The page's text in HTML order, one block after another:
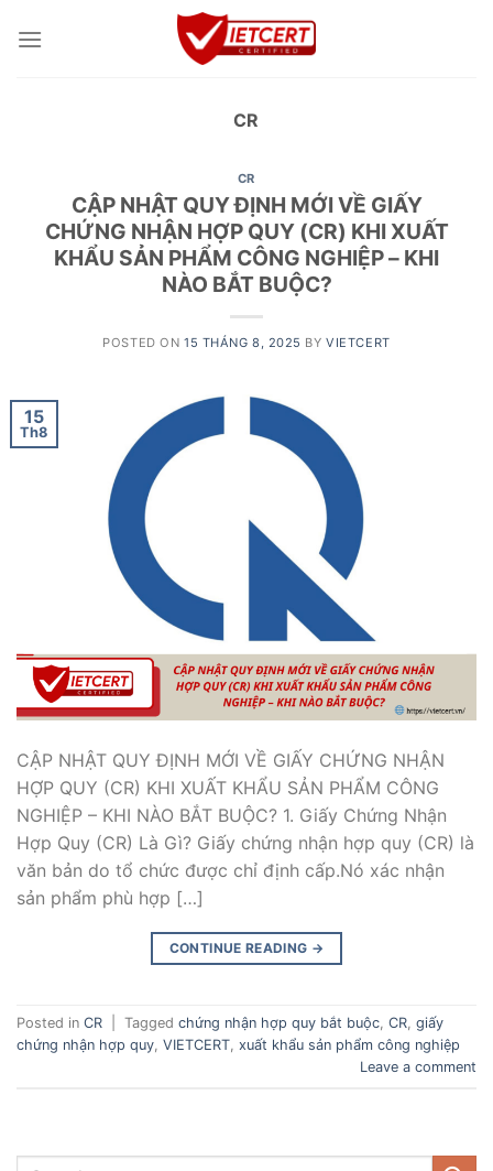
CR
CR
CẬP NHẬT QUY ĐỊNH MỚI VỀ GIẤY
CHỨNG NHẬN HỢP QUY (CR) KHI XUẤT
KHẨU SẢN PHẨM CÔNG NGHIỆP – KHI
NÀO BẮT BUỘC?
POSTED ON 15 THÁNG 8, 2025 BYVIETCERT
15
Th8
CẬP NHẬT QUY ĐỊNH MỚI VỀ GIẤY CHỨNG NHẬN
HỢP QUY (CR) KHI XUẤT KHẨU SẢN PHẨM CÔNG
NGHIỆP – KHI NÀO BẮT BUỘC? 1. Giấy Chứng Nhận
Hợp Quy (CR) Là Gì? Giấy chứng nhận hợp quy (CR) là
văn bản do tổ chức được chỉ định cấp.Nó xác nhận
sản phẩm phù hợp […]
CONTINUE READING →
Posted in CR Tagged chứng nhận hợp quy bắt buộc, CR, giấy
chứng nhận hợp quy, VIETCERT, xuất khẩu sản phẩm công nghiệp
Leave a comment